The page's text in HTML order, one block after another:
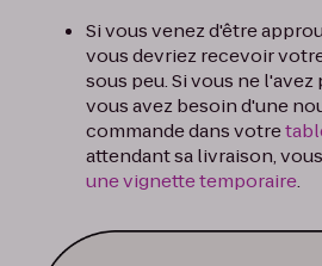
Si vous venez d'être
vous devriez recevoir
sous peu. Si vous ne l'avez
vous avez besoin d'une
commande dans votre
attendant sa livraison,
une vignette temporaire.